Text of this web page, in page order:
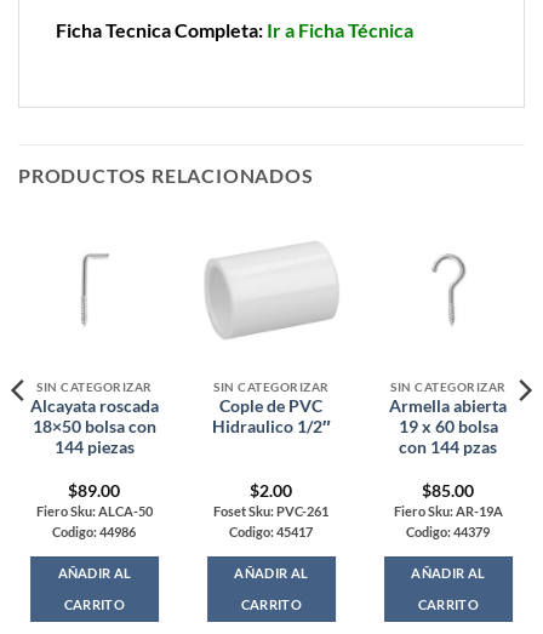
Ficha Tecnica Completa: Ir a Ficha Técnica
PRODUCTOS RELACIONADOS
SIN CATEGORIZAR
Alcayata roscada
18×50 bolsa con
144 piezas
$89.00
Fiero Sku: ALCA-50
Codigo: 44986
AÑADIR AL
CARRITO
SIN CATEGORIZAR
Cople de PVC
Hidraulico 1/2″
$2.00
Foset Sku: PVC-261
Codigo: 45417
AÑADIR AL
CARRITO
SIN CATEGORIZAR
Armella abierta
19 x 60 bolsa
con 144 pzas
$85.00
Fiero Sku: AR-19A
Codigo: 44379
AÑADIR AL
CARRITO